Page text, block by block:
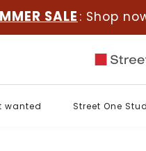
SALE : Shop
wanted Street One